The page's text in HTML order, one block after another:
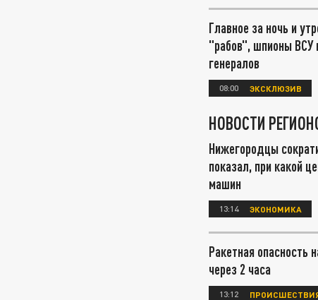
Главное за ночь и
"рабов", шпионы ВСУ
генералов
08:00 ЭКСКЛЮЗИВ
НОВОСТИ
Нижегородцы
показал, при какой
машин
13:14 ЭКОНОМИКА
Ракетная опасность
через 2 часа
13:12